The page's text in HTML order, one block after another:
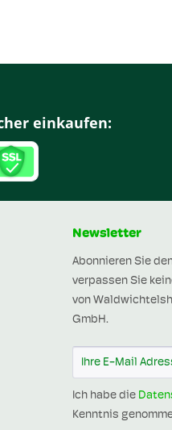
einkaufen:
Newsletter
Abonnieren Sie
verpassen Sie
von
GmbH.
Ich habe die
Kenntnis